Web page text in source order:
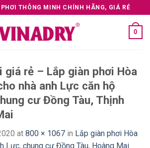
THÔNG MINH CHÍNH HÃNG, GIÁ RẺ
0
giá rẻ – Lắp giàn phơi Hòa
nhà anh Lực căn hộ
cư Đồng Tàu, Thịnh
at 800 × 1067 in Lắp giàn phơi Hòa
Lực, chung cư Đồng Tàu, Hoàng Mai